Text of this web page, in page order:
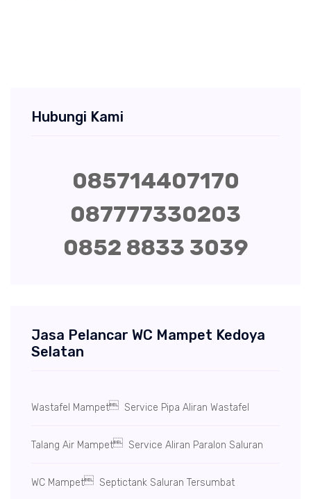
Hubungi Kami
085714407170
087777330203
0852 8833 3039
Jasa Pelancar WC Mampet Kedoya
Selatan
Wastafel Mampet Service Pipa Aliran Wastafel
Talang Air Mampet Service Aliran Paralon Saluran
WC Mampet Septictank Saluran Tersumbat